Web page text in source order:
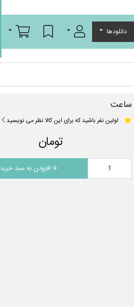
دانلودها ورود/عضویتلیست مورد علاقه
سبد خرید
ساعت
اولین نفر باشید که برای این کالا نظر می نویسید
تومان
افزودن به سبد خرید